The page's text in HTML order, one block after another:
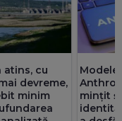
atins, cu
devreme,
minim
mințit